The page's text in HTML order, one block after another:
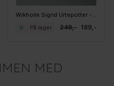
Wikholm Sigrid Urtepotter - Sæt med 2 stk. - SORT
249,- 189,-
På lager
MED